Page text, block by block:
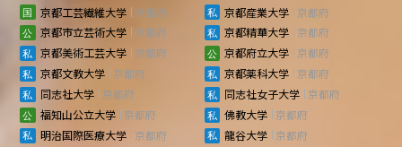
京都工芸繊維大学
京都府 京都産業大学 京都府
京都市立芸術大学 京都府 京都精華大学 京都府
京都美術工芸大学
京都府 京都府立大学 京都府
京都文教大学
京都府 京都薬科大学 京都府
同志社大学
京都府 同志社女子大学 京都府
福知山公立大学
京都府 佛教大学 京都府
明治国際医療大学
京都府 龍谷大学 京都府